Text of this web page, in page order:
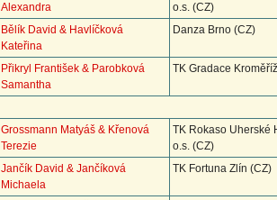
Alexandra
o.s. (CZ)
Bělík David & Havlíčková
Kateřina
Danza Brno (CZ)
Přikryl František & Parobková
Samantha
TK Gradace
Grossmann Matyáš & Křenová
Terezie
TK Rokaso Uherské
o.s. (CZ)
Jančík David & Jančíková
Michaela
TK Fortuna Zlín (CZ)